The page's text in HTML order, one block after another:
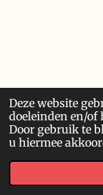
Deze website
doeleinden en/of
Door gebruik te
u hiermee
© 2026 Future